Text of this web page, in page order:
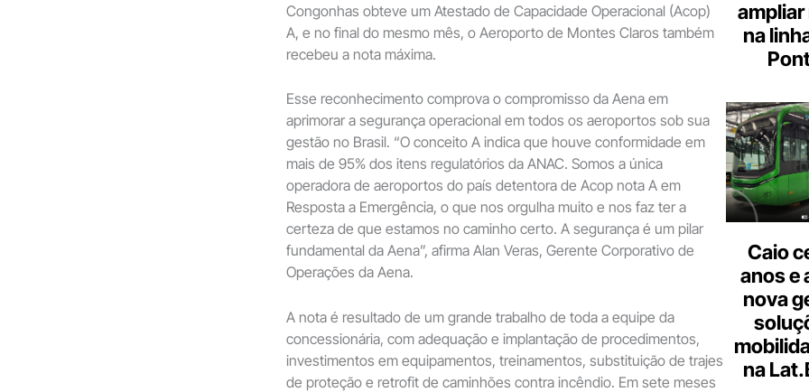
Congonhas obteve um Atestado de Capacidade Operacional (Acop)
A, e no final do mesmo mês, o Aeroporto de Montes Claros também
recebeu a nota máxima.
Esse reconhecimento comprova o compromisso da Aena em
aprimorar a segurança operacional em todos os aeroportos sob sua
gestão no Brasil. “O conceito A indica que houve conformidade em
mais de 95% dos itens regulatórios da ANAC. Somos a única
operadora de aeroportos do país detentora de Acop nota A em
Resposta a Emergência, o que nos orgulha muito e nos faz ter a
certeza de que estamos no caminho certo. A segurança é um pilar
fundamental da Aena”, afirma Alan Veras, Gerente Corporativo de
Operações da Aena.
A nota é resultado de um grande trabalho de toda a equipe da
concessionária, com adequação e implantação de procedimentos,
investimentos em equipamentos, treinamentos, substituição de trajes
de proteção e retrofit de caminhões contra incêndio. Em sete meses
na
Caio
anos e
nova
na